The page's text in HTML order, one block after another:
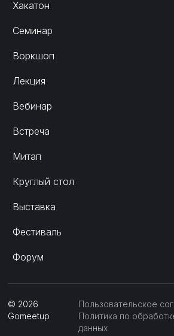
Хакатон
Семинар
Воркшоп
Лекция
Вебинар
Встреча
Митап
Круглый стол
Выставка
Фестиваль
Форум
© 2026
Gomeetup
Пользовательское
Политика по
данных